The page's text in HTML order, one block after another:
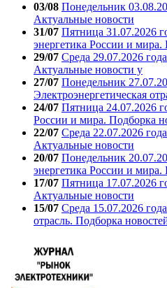
03/08 Понедельник
Актуальные новости
31/07 Пятница 31.07.2026
энергетика России и мира.
29/07 Среда 29.07.2026
Актуальные новости у
27/07 Понедельник
Электроэнергетическая
24/07 Пятница 24.07.2026
России и мира. Подборка
22/07 Среда 22.07.2026
Актуальные новости
20/07 Понедельник
энергетика России и мира.
17/07 Пятница 17.07.2026
Актуальные новости
15/07 Среда 15.07.2026
отрасль. Подборка